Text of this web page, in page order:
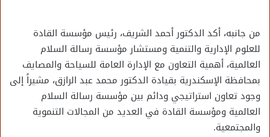
من جانبه، أكد الدكتور أحمد الشريف، رئيس مؤسسة القادة
للعلوم الإدارية والتنمية ومستشار مؤسسة رسالة السلام
العالمية، أهمية التعاون مع الإدارة العامة للسياحة والمصايف
بمحافظة الإسكندرية بقيادة الدكتور محمد عبد الرازق، مشيراً إلى
وجود تعاون استراتيجي ودائم بين مؤسسة رسالة السلام
العالمية ومؤسسة القادة في العديد من المجالات التنموية
والمجتمعية.